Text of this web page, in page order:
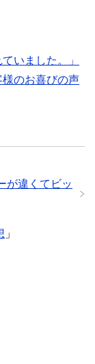
いました。」
のお喜びの声
が違くてビッ
」